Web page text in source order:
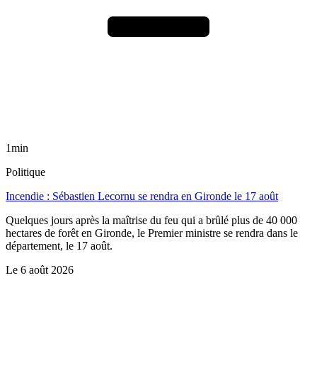
1min
Politique
Incendie : Sébastien Lecornu se rendra en Gironde le 17 août
Quelques jours après la maîtrise du feu qui a brûlé plus de 40 000
hectares de forêt en Gironde, le Premier ministre se rendra dans le
département, le 17 août.
Le 6 août 2026